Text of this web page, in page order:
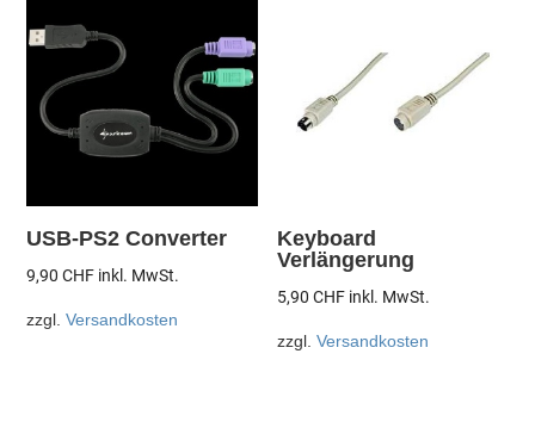
USB-PS2 Converter
9,90CHF inkl. MwSt.
zzgl.Versandkosten
Keyboard
Verlängerung
5,90CHF inkl. MwSt.
zzgl.Versandkosten